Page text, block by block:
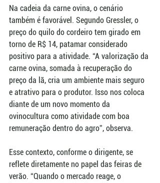
Na cadeia da carne ovina, o cenário
também é favorável. Segundo Gressler, o
preço do quilo do cordeiro tem girado em
torno de R$ 14, patamar considerado
positivo para a atividade. “A valorização da
carne ovina, somada à recuperação do
preço da lã, cria um ambiente mais seguro
e atrativo para o produtor. Isso nos coloca
diante de um novo momento da
ovinocultura como atividade com boa
remuneração dentro do agro”, observa.
Esse contexto, conforme o dirigente, se
reflete diretamente no papel das feiras de
verão. “Quando o mercado reage, o